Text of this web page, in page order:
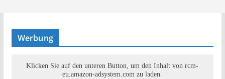
Werbung
Klicken Sie auf den unteren Button, um den Inhalt von rcm-
eu.amazon-adsystem.com zu laden.